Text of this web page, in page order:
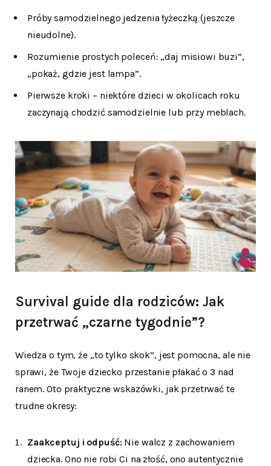
Próby samodzielnego jedzenia łyżeczką (jeszcze
nieudolne).
Rozumienie prostych poleceń: „daj misiowi buzi”,
„pokaż, gdzie jest lampa”.
Pierwsze kroki – niektóre dzieci w okolicach roku
zaczynają chodzić samodzielnie lub przy meblach.
Survival guide dla rodziców: Jak
przetrwać „czarne tygodnie”?
Wiedza o tym, że „to tylko skok”, jest pomocna, ale nie
sprawi, że Twoje dziecko przestanie płakać o 3 nad
ranem. Oto praktyczne wskazówki, jak przetrwać te
trudne okresy:
Zaakceptuj i odpuść: Nie walcz z zachowaniem
dziecka. Ono nie robi Ci na złość, ono autentycznie